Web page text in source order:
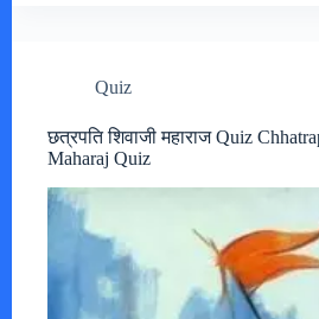
Quiz
छत्रपति शिवाजी महाराज Quiz
Maharaj Quiz